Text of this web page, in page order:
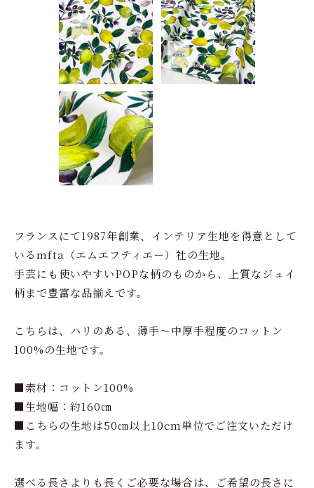
フランスにて1987年創業、インテリア生地を得意として
いるmfta（エムエフティエー）社の生地。
手芸にも使いやすいPOPな柄のものから、上質なジュイ
柄まで豊富な品揃えです。
こちらは、ハリのある、薄手～中厚手程度のコットン
100%の生地です。
■素材：コットン100%
■生地幅：約160㎝
■こちらの生地は50㎝以上10cm単位でご注文いただけ
ます。
選べる長さよりも長くご必要な場合は、ご希望の長さに